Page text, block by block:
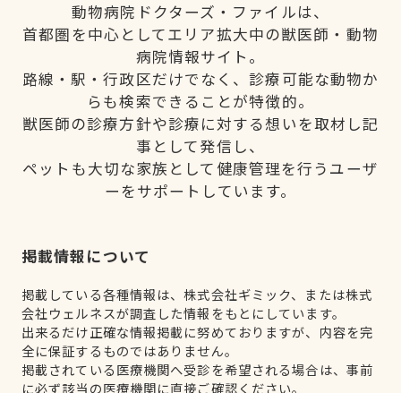
動物病院ドクターズ・ファイルは、
首都圏を中心としてエリア拡大中の獣医師・動物
病院情報サイト。
路線・駅・行政区だけでなく、診療可能な動物か
らも検索できることが特徴的。
獣医師の診療方針や診療に対する想いを取材し記
事として発信し、
ペットも大切な家族として健康管理を行うユーザ
ーをサポートしています。
掲載情報について
掲載している各種情報は、株式会社ギミック、または株式
会社ウェルネスが調査した情報をもとにしています。
出来るだけ正確な情報掲載に努めておりますが、内容を完
全に保証するものではありません。
掲載されている医療機関へ受診を希望される場合は、事前
に必ず該当の医療機関に直接ご確認ください。